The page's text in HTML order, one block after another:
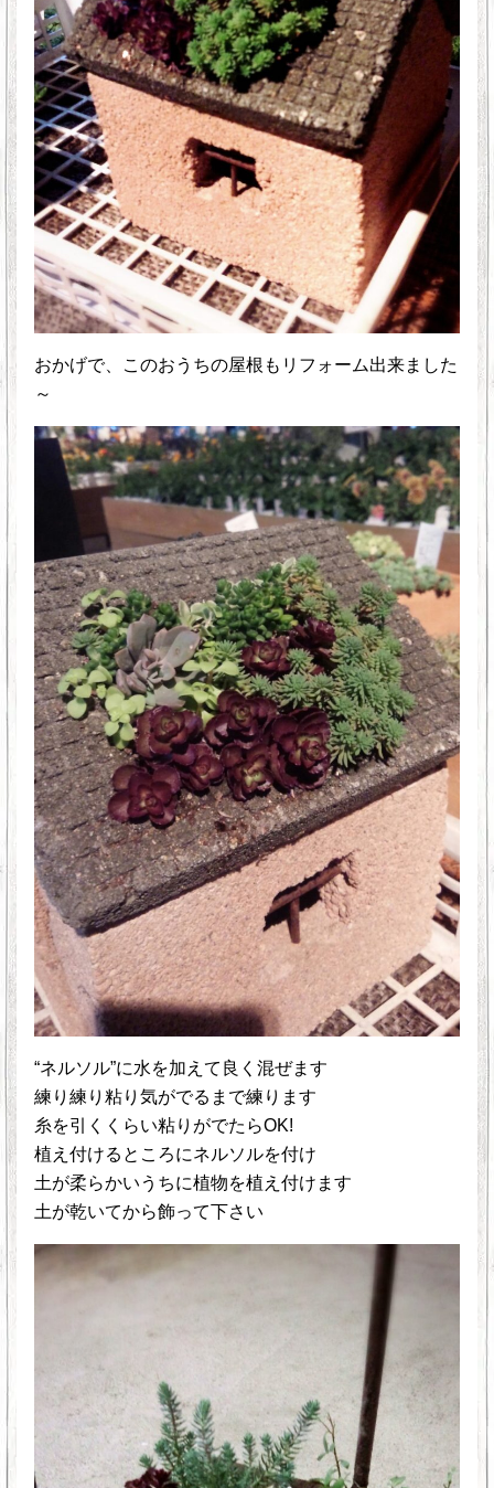
おかげで、このおうちの屋根もリフォーム出来ました
～
“ネルソル”に水を加えて良く混ぜます
練り練り粘り気がでるまで練ります
糸を引くくらい粘りがでたらOK!
植え付けるところにネルソルを付け
土が柔らかいうちに植物を植え付けます
土が乾いてから飾って下さい